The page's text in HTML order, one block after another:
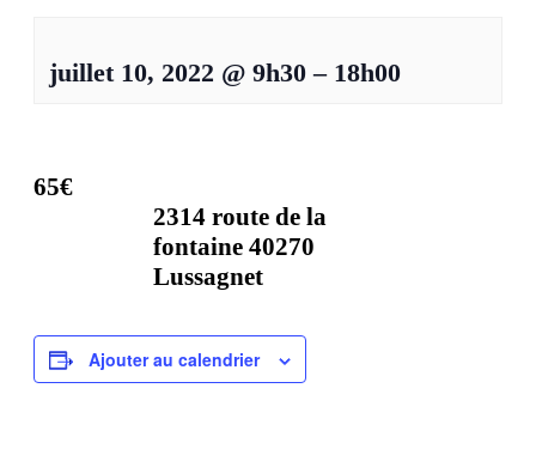
juillet 10, 2022 @ 9h30– 18h00
65€
2314 route de la
fontaine 40270
Lussagnet
Ajouter au calendrier